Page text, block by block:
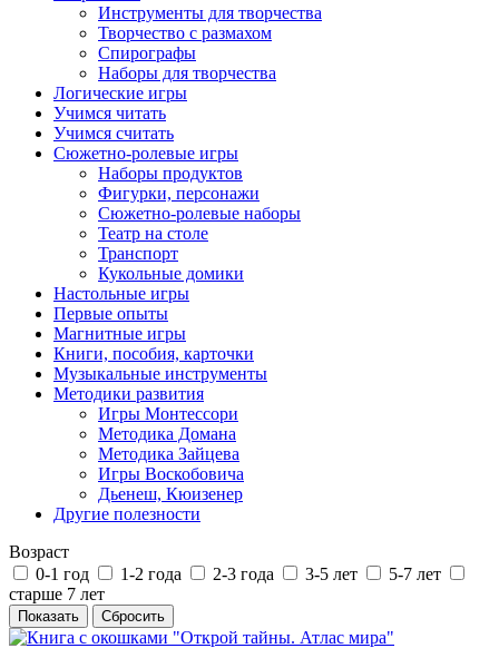
Инструменты для творчества
Творчество с размахом
Спирографы
Наборы для творчества
Логические игры
Учимся читать
Учимся считать
Сюжетно-ролевые игры
Наборы продуктов
Фигурки, персонажи
Сюжетно-ролевые наборы
Театр на столе
Транспорт
Кукольные домики
Настольные игры
Первые опыты
Магнитные игры
Книги, пособия, карточки
Музыкальные инструменты
Методики развития
Игры Монтессори
Методика Домана
Методика Зайцева
Игры Воскобовича
Дьенеш, Кюизенер
Другие полезности
Возраст
0-1 год
1-2 года 2-3 года 3-5 лет
5-7 лет
старше 7 лет